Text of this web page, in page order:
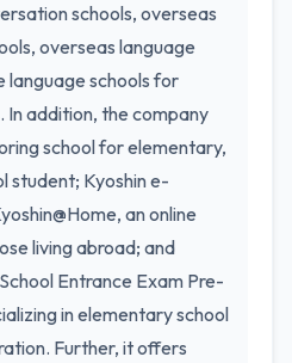
schools, overseas
overseas language
language schools for
addition, the company
school for elementary,
student; Kyoshin e-
an online
living abroad; and
Entrance Exam Pre-
in elementary school
Further, it offers